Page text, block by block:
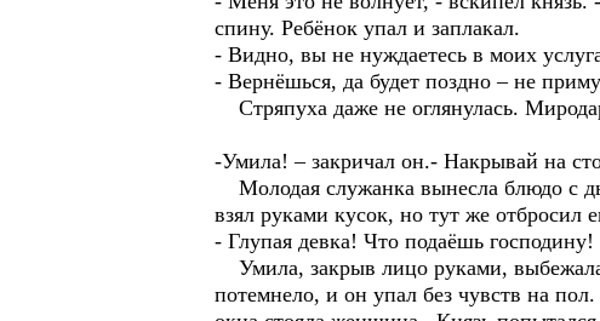
спину. Ребёнок упал и заплакал.
- Видно, вы не нуждаетесь в моих
- Вернёшься, да будет поздно – не
Стряпуха даже не оглянулась.
-Умила! – закричал он.- Накрывай на
Молодая служанка вынесла блюдо с
взял руками кусок, но тут же отбросил
- Глупая девка! Что подаёшь
Умила, закрыв лицо руками, выбежала
потемнело, и он упал без чувств на